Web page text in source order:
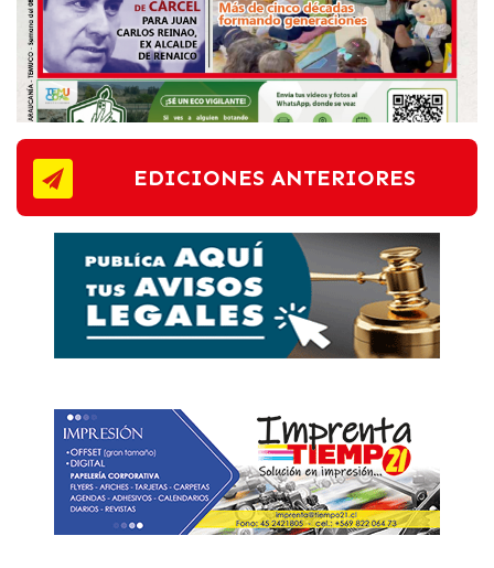
EDICIONES ANTERIORES